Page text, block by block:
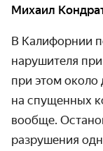
Михаил
В Калифорнии
нарушителя
при этом около
на спущенных
вообще.
разрушения